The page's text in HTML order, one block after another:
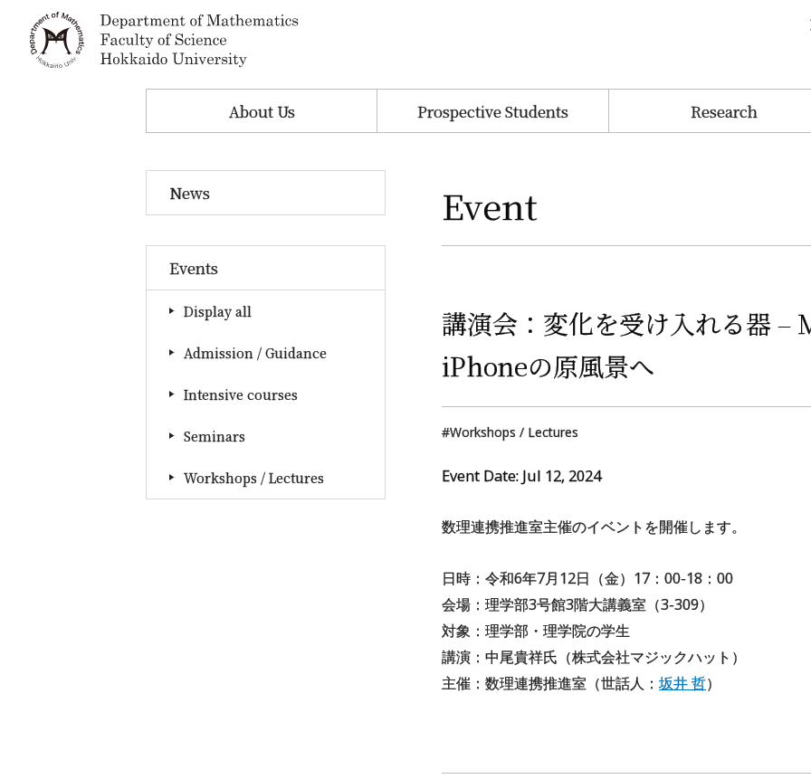
About Us Prospective Students Research
News
Events
Display all
Admission / Guidance
Intensive courses
Seminars
Workshops / Lectures
Event
講演会： 変化を受け入れる器–
iPhoneの原風景へ
Workshops / Lectures
Event Date: Jul 12,2024
数理連携推進室主催のイベントを開催します。
日時：令和6年7月12日（金）17：00-18：00
会場：理学部3号館3階大講義室（3-309）
対象：理学部・理学院の学生
講演：中尾貴祥氏（株式会社マジックハット）
主催：数理連携推進室（世話人：坂井 哲）